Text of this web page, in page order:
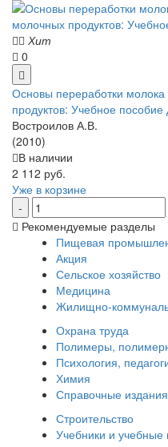
Хит
0
Основы переработки молока
продуктов: Учебное пособие
Востроилов А.В.
(2010)
В наличии
2 112 руб.
Уже в корзине
Рекомендуемые разделы
Пищевая
Акция
Сельское хозяйство
Медицина
Жилищно-
Охрана труда
Полимеры,
Психология,
Химия
Справочные издания
Строительство
Учебники и учебные